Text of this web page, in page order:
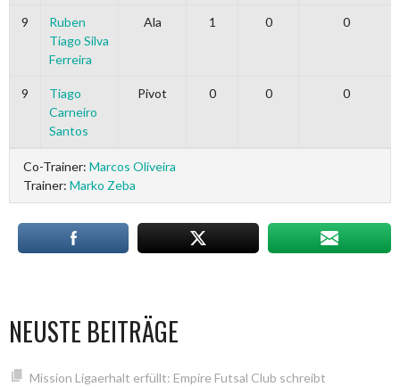
9
Ruben
Tiago Silva
Ferreira
Ala 1 0 0
9
Tiago
Carneiro
Santos
Pivot 0 0 0
Co-Trainer: Marcos Oliveira
Trainer: Marko Zeba
NEUSTE BEITRÄGE
Mission Ligaerhalt erfüllt: Empire Futsal Club schreibt